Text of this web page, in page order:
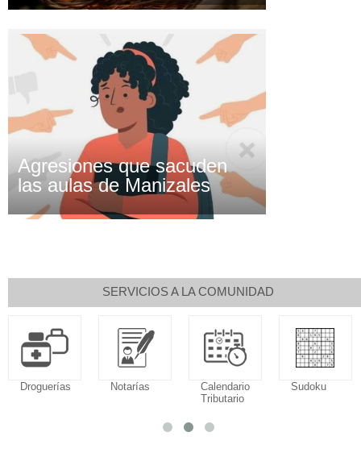
Agresiones que sacuden
las aulas de Manizales
SERVICIOS A LA COMUNIDAD
Droguerías Notarías
Calendario
Tributario
Sudoku